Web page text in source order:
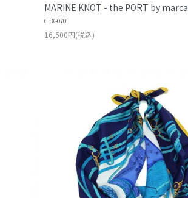
MARINE KNOT - the PORT by marca
CEX-070
16,500円(税込)